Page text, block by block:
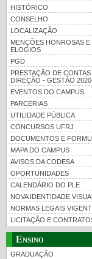
HISTÓRICO
CONSELHO
LOCALIZAÇÃO
MENÇÕES HONROSAS E
ELOGIOS
PGD
PRESTAÇÃO DE
DIREÇÃO - GESTÃO
EVENTOS DO CAMPUS
PARCERIAS
UTILIDADE PÚBLICA
CONCURSOS UFRJ
DOCUMENTOS E
MAPA DO CAMPUS
AVISOS DA CODESA
OPORTUNIDADES
CALENDÁRIO DO PLE
NOVA IDENTIDADE VISUAL
NORMAS LEGAIS
LICITAÇÃO E
Ensino
GRADUAÇÃO
UFRJ 100 anos